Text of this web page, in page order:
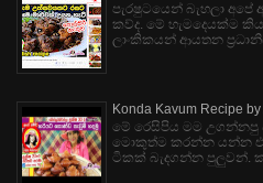
පැරෂුටයෙන් බැහලා
කව්ද. මේ හැමදෙයක්ම
ලාංකිකයන් ආයතන
Konda Kavum Recipe by
මේ රෙසිපිය මම
මොකුත්ම කරන්න යන්න
ටිකක් බැදගන්න පුලුවන්.